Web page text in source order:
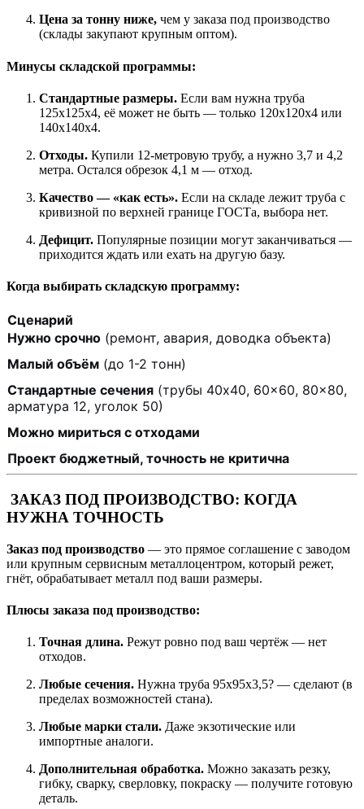
Цена за тонну ниже, чем у заказа под производство
(склады закупают крупным оптом).
Минусы складской программы:
Стандартные размеры. Если вам нужна труба
125x125x4, её может не быть — только 120x120x4 или
140x140x4.
Отходы. Купили 12-метровую трубу, а нужно 3,7 и 4,2
метра. Остался обрезок 4,1 м — отход.
Качество — «как есть». Если на складе лежит труба с
кривизной по верхней границе ГОСТа, выбора нет.
Дефицит. Популярные позиции могут заканчиваться —
приходится ждать или ехать на другую базу.
Когда выбирать складскую программу:
Сценарий
Нужно срочно (ремонт, авария, доводка объекта)
Малый объём (до 1-2 тонн)
Стандартные сечения (трубы 40x40, 60x60, 80x80,
арматура 12, уголок 50)
Можно мириться с отходами
Проект бюджетный, точность не критична
ЗАКАЗ ПОД ПРОИЗВОДСТВО: КОГДА
НУЖНА ТОЧНОСТЬ
Заказ под производство — это прямое соглашение с заводом
или крупным сервисным металлоцентром, который режет,
гнёт, обрабатывает металл под ваши размеры.
Плюсы заказа под производство:
Точная длина. Режут ровно под ваш чертёж — нет
отходов.
Любые сечения. Нужна труба 95x95x3,5? — сделают (в
пределах возможностей стана).
Любые марки стали. Даже экзотические или
импортные аналоги.
Дополнительная обработка. Можно заказать резку,
гибку, сварку, сверловку, покраску — получите готовую
деталь.